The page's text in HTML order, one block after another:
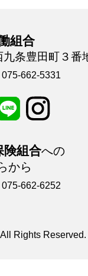
組合
条豊田町３番
075-662-5331
険組合への
から
075-662-6252
Rights Reserved.